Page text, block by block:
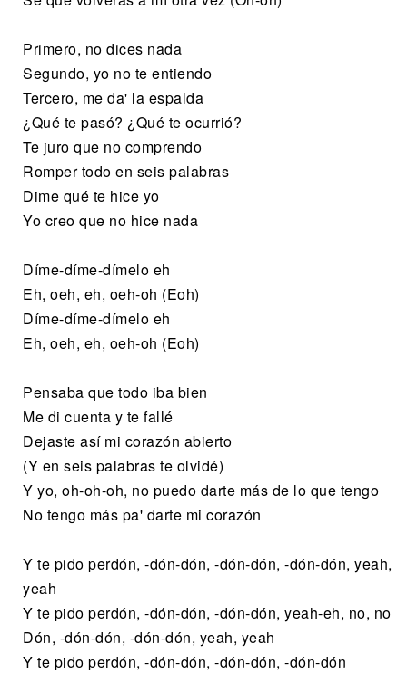
Primero, no dices nada
Segundo, yo no te entiendo
Tercero, me da' la espalda
¿Qué te pasó? ¿Qué te ocurrió?
Te juro que no comprendo
Romper todo en seis palabras
Dime qué te hice yo
Yo creo que no hice nada
Díme-díme-dímelo eh
Eh, oeh, eh, oeh-oh (Eoh)
Díme-díme-dímelo eh
Eh, oeh, eh, oeh-oh (Eoh)
Pensaba que todo iba bien
Me di cuenta y te fallé
Dejaste así mi corazón abierto
(Y en seis palabras te olvidé)
Y yo, oh-oh-oh, no puedo darte más de lo que tengo
No tengo más pa' darte mi corazón
Y te pido perdón, -dón-dón, -dón-dón, -dón-dón, yeah,
yeah
Y te pido perdón, -dón-dón, -dón-dón, yeah-eh, no, no
Dón, -dón-dón, -dón-dón, yeah, yeah
Y te pido perdón, -dón-dón, -dón-dón, -dón-dón